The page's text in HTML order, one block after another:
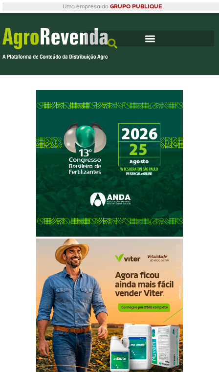
Uma empresa do GRUPO PUBLIQUE